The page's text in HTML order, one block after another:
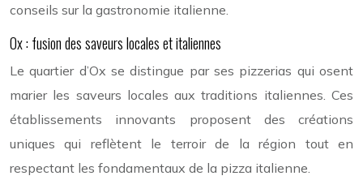
conseils sur la gastronomie italienne.
Ox : fusion des saveurs locales et italiennes
Le quartier d’Ox se distingue par ses pizzerias qui osent
marier les saveurs locales aux traditions italiennes. Ces
établissements innovants proposent des créations
uniques qui reflètent le terroir de la région tout en
respectant les fondamentaux de la pizza italienne.